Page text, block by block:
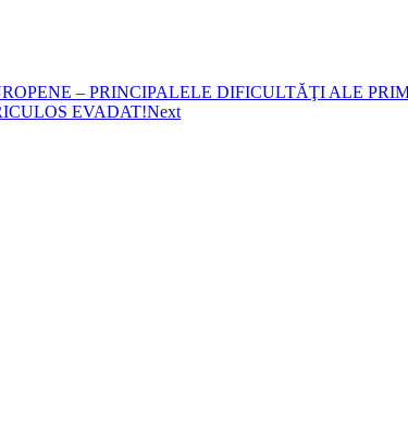
– PRINCIPALELE DIFICULTĂŢI ALE
EVADAT!Next